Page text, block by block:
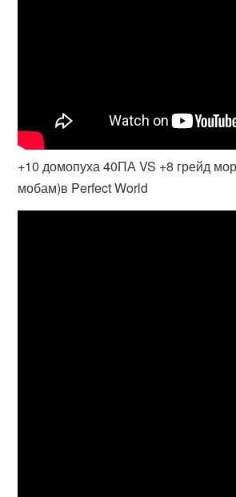
+10 домопуха 40ПА VS +8 грейд
мобам)в Perfect World